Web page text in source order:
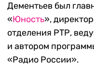
Дементьев был
«Юность»,
отделения РТР,
и автором
«Радио России».